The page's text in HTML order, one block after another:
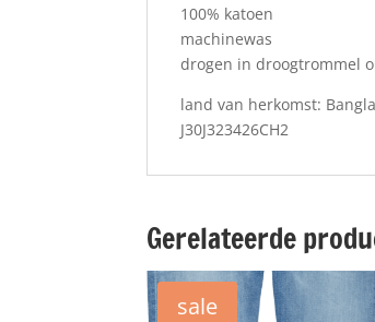
100% katoen
machinewas
drogen in droogtrommel
land van herkomst:
J30J323426CH2
Gerelateerde
sale